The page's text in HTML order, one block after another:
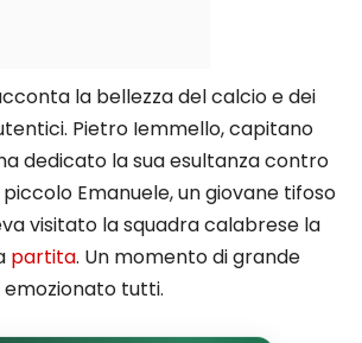
la bellezza del calcio e dei
Pietro Iemmello, capitano
dedicato la sua esultanza contro
Emanuele, un giovane tifoso
visitato la squadra calabrese la
partita. Un momento di grande
tutti.